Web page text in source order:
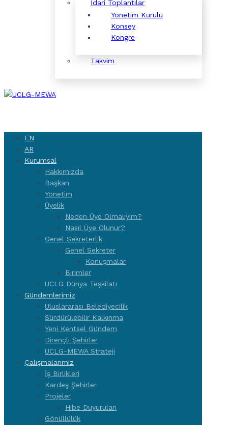
İdari Toplantılar
Yönetim Kurulu
Konsey
Kongre
Takvim
EN
AR
Kurumsal
Hakkımızda
Başkan
Yönetim
Üyelik
Neden Üye Olmalıyım?
Nasıl Üye Olunur?
Genel Sekreterlik
Genel Sekreter
Konuşmalar
Birimler
UCLG Dünya Teşkilatı
Gündemlerimiz
Uluslararası Belediyecilik
Sürdürülebilir Kalkınma
Yeni Kentsel Gündem
Dirençli Şehirler
UCLG-MEWA Strateji
Çalışmalarımız
İş Birlikleri
Kardeş Şehirler
Projeler
Hibe Duyuruları
Gönüllülük